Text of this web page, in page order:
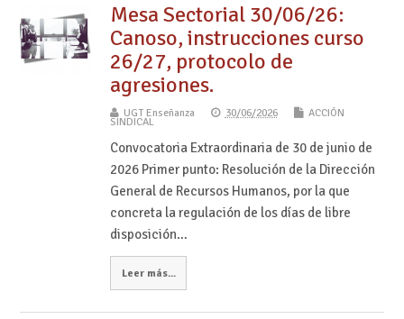
Mesa Sectorial 30/06/26:
Canoso, instrucciones curso
26/27, protocolo de
agresiones.
UGT Enseñanza 30/06/2026 ACCIÓN
SINDICAL
Convocatoria Extraordinaria de 30 de junio de
2026 Primer punto: Resolución de la Dirección
General de Recursos Humanos, por la que
concreta la regulación de los días de libre
disposición…
Leer más...